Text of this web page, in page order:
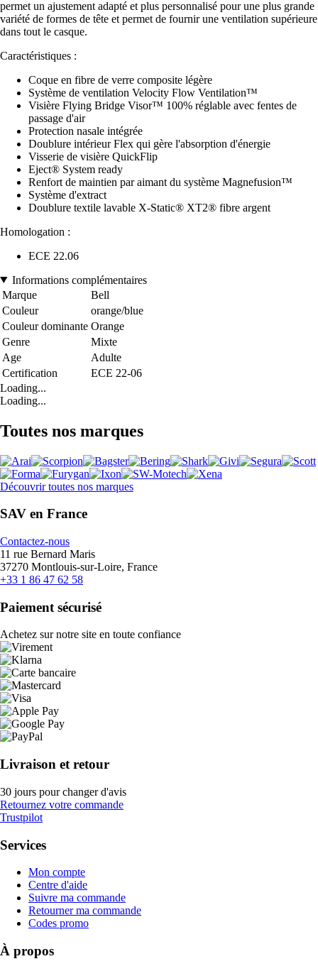
permet un ajustement adapté et plus personnalisé pour une plus grande
variété de formes de tête et permet de fournir une ventilation supérieure
dans tout le casque.
Caractéristiques :
Coque en fibre de verre composite légère
Système de ventilation Velocity Flow Ventilation™
Visière Flying Bridge Visor™ 100% réglable avec fentes de
passage d'air
Protection nasale intégrée
Doublure intérieur Flex qui gère l'absorption d'énergie
Visserie de visière QuickFlip
Eject® System ready
Renfort de maintien par aimant du système Magnefusion™
Système d'extract
Doublure textile lavable X-Static® XT2® fibre argent
Homologation :
ECE 22.06
Informations complémentaires
Marque
Bell
Couleur
orange/blue
Couleur dominante Orange
Genre
Mixte
Age
Adulte
Certification
ECE 22-06
Loading...
Loading...
Toutes nos marques
Découvrir toutes nos marques
SAV en France
Contactez-nous
11 rue Bernard Maris
37270 Montlouis-sur-Loire, France
+33 1 86 47 62 58
Paiement sécurisé
Achetez sur notre site en toute confiance
Livraison et retour
30 jours pour changer d'avis
Retournez votre commande
Trustpilot
Services
Mon compte
Centre d'aide
Suivre ma commande
Retourner ma commande
Codes promo
À propos